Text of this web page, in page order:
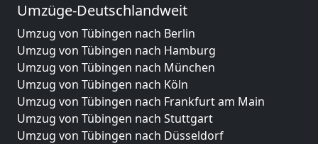
Umzüge-Deutschlandweit
Umzug von Tübingen nach Berlin
Umzug von Tübingen nach Hamburg
Umzug von Tübingen nach München
Umzug von Tübingen nach Köln
Umzug von Tübingen nach Frankfurt am Main
Umzug von Tübingen nach Stuttgart
Umzug von Tübingen nach Düsseldorf